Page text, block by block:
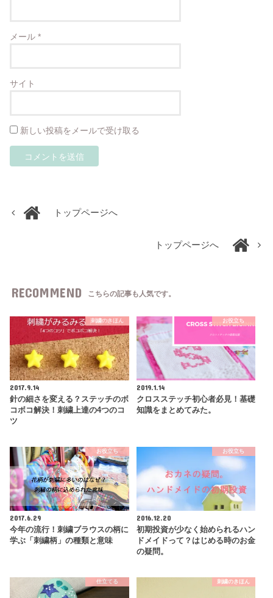
メール*
サイト
新しい投稿をメールで受け取る
トップページへ
トップページへ
RECOMMEND こちらの記事も人気です。
刺繍のきほん
2017.9.14
針の細さを変える？ステッチのボ
コボコ解決！刺繍上達の4つのコ
ツ
お役立ち
2019.1.14
クロスステッチ初心者必見！基礎
知識をまとめてみた。
お役立ち
2017.6.29
今年の流行！刺繍ブラウスの柄に
学ぶ「刺繍柄」の種類と意味
お役立ち
2016.12.20
初期投資が少なく始められるハン
ドメイドって？はじめる時のお金
の疑問。
仕立てる 刺繍のきほん